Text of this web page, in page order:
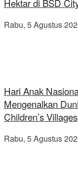
Hektar di BSD
Rabu, 5 Agustus
Hari Anak
Mengenalkan
Children’s Villages
Rabu, 5 Agustus